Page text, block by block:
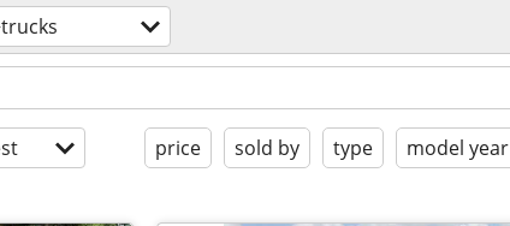
price sold by type model year